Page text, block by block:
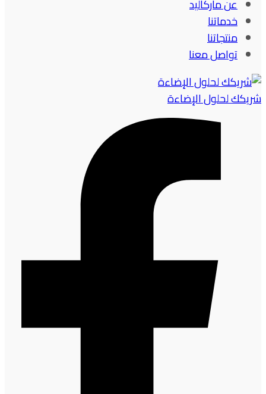
عن ماركاليد
خدماتنا
منتجاتنا
تواصل معنا
شريكك لحلول الإضاءة